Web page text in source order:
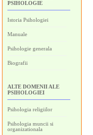
PSIHOLOGIE
Istoria Psihologiei
Manuale
Psihologie generala
Biografii
ALTE DOMENII ALE
PSIHOLOGIEI
Psihologia religiilor
Psihologia muncii si
organizationala